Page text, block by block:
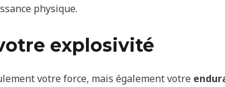
physique.
explosivité
votre force, mais également votre